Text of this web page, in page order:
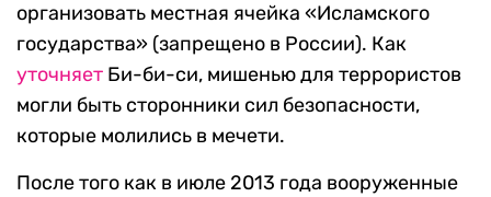
организовать местная ячейка «Исламского
государства» (запрещено в России). Как
уточняет Би-би-си, мишенью для террористов
могли быть сторонники сил безопасности,
которые молились в мечети.
После того как в июле 2013 года вооруженные